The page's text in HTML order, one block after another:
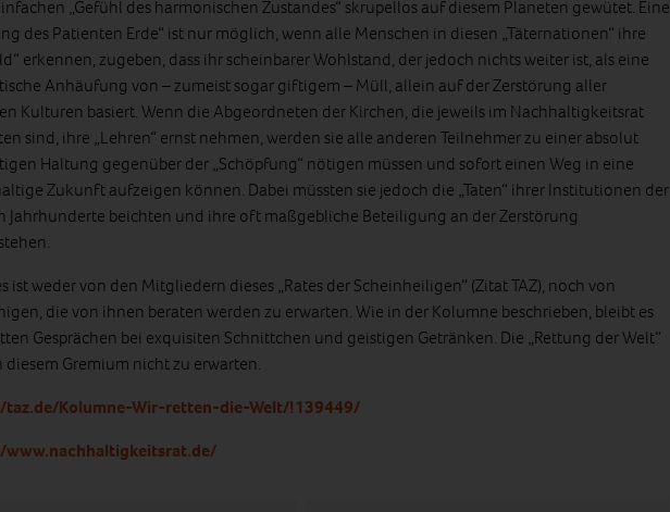
„Gefühl des harmonischen Zustandes“ skrupellos auf diesem Planeten gewütet. Eine
des Patienten Erde“ ist nur möglich, wenn alle Menschen in diesen „Täternationen“ ihre
erkennen, zugeben, dass ihr scheinbarer Wohlstand, der jedoch nichts weiter ist, als eine
Anhäufung von – zumeist sogar giftigem – Müll, allein auf der Zerstörung aller
Kulturen basiert. Wenn die Abgeordneten der Kirchen, die jeweils im Nachhaltigkeitsrat
sind, ihre „Lehren“ ernst nehmen, werden sie alle anderen Teilnehmer zu einer absolut
Haltung gegenüber der „Schöpfung“ nötigen müssen und sofort einen Weg in eine
Zukunft aufzeigen können. Dabei müssten sie jedoch die „Taten“ ihrer Institutionen der
Jahrhunderte beichten und ihre oft maßgebliche Beteiligung an der Zerstörung
ist weder von den Mitgliedern dieses „Rates der Scheinheiligen“ (Zitat TAZ), noch von
die von ihnen beraten werden zu erwarten. Wie in der Kolumne beschrieben, bleibt es
Gesprächen bei exquisiten Schnittchen und geistigen Getränken. Die „Rettung der Welt“
diesem Gremium nicht zu erwarten.
Kolumne-Wir-retten-die-Welt/!139449/